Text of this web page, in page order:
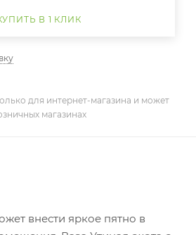
В 1 КЛИК
для интернет-магазина и может
магазинах
внести яркое пятно в